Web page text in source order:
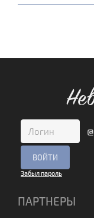
Забыл пароль
ПАРТНЕРЫ